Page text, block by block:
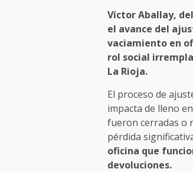
Víctor Aballay,
el avance del
vaciamiento en
rol social
La Rioja.
El proceso de
impacta de lleno
fueron cerradas o
pérdida
oficina que
devoluciones.